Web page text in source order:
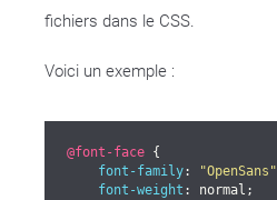
fichiers dans le CSS.
Voici un exemple :
@font-face {
font-family: "OpenSans"
font-weight : normal;